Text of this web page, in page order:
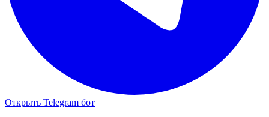
Открыть Telegram бот